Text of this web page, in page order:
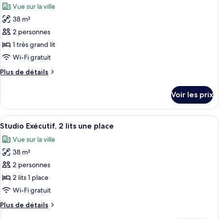
place
Studio
Deluxe,
lits
une
place
les
photos
pour
ce
type
chambre :
Vue sur la ville
38 m²
2 personnes
1 très grand lit
Wi-Fi gratuit
Plus de détails
Plus
le
type
de
Studio
Exécutif
Voir les prix
Afficher
toutes
les
photos
pour
ce
type
chambre :
Une chambre d’hôtel avec deux lits,
2
Studio Exécutif, 2 lits une place
Vue sur la ville
38 m²
2 personnes
2 lits 1 place
Wi-Fi gratuit
Plus de détails
Plus